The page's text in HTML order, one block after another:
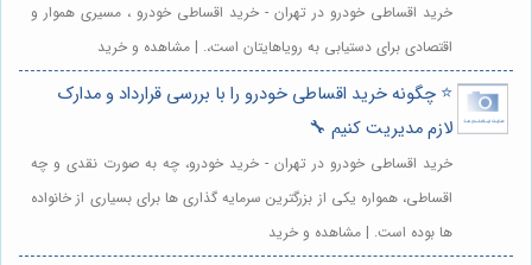
خرید اقساطی خودرو در تهران - خرید اقساطی خودرو ، مسیری هموار و
اقتصادی برای دستیابی به رویاهایتان است،. | مشاهده و خرید
⭐️ چگونه خرید اقساطی خودرو را با بررسی قرارداد و مدارک
لازم مدیریت کنیم 🔧
خرید اقساطی خودرو در تهران - خرید خودرو، چه به صورت نقدی و چه
اقساطی، همواره یکی از بزرگترین سرمایه گذاری ها برای بسیاری از خانواده
ها بوده است. | مشاهده و خرید